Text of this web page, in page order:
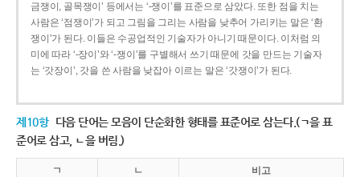
금쟁이, 골목쟁이’ 등에서는 ‘-쟁이’를 표준으로 삼았다. 또한 점을 치는
사람은 ‘점쟁이’가 되고 그림을 그리는 사람을 낮추어 가리키는 말은 ‘환
쟁이’가 된다. 이들은 수공업적인 기술자가 아니기 때문이다. 이처럼 의
미에 따라 ‘-장이’와 ‘-쟁이’를 구별해서 쓰기 때문에 갓을 만드는 기술자
는 ‘갓장이’, 갓을 쓴 사람을 낮잡아 이르는 말은 ‘갓쟁이’가 된다.
제10항 다음 단어는 모음이 단순화한 형태를 표준어로 삼는다.(ㄱ을 표
준어로 삼고, ㄴ을 버림.)
ㄱ ㄴ 비고